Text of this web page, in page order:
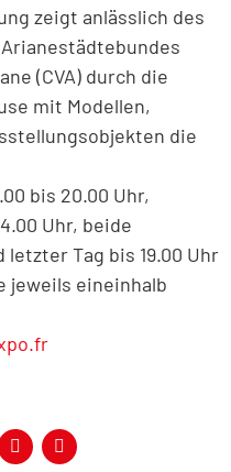
zeigt anlässlich des
(CVA) durch die
mit Modellen,
die
bis 20.00 Uhr,
Uhr, beide
letzter Tag bis 19.00 Uhr
jeweils eineinhalb